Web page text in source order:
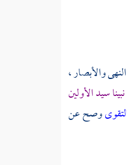
والأبصار ،
سيد الأولين
وصح عن